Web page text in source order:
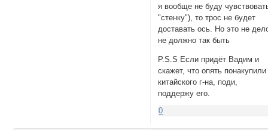
я вообще не буду
"стенку"), то трос не будет
доставать ось. Но это не
не должно так быть
P.S.S Если придёт Вадим и
скажет, что опять понакупили
китайского г-на, поди,
поддержу его.
0